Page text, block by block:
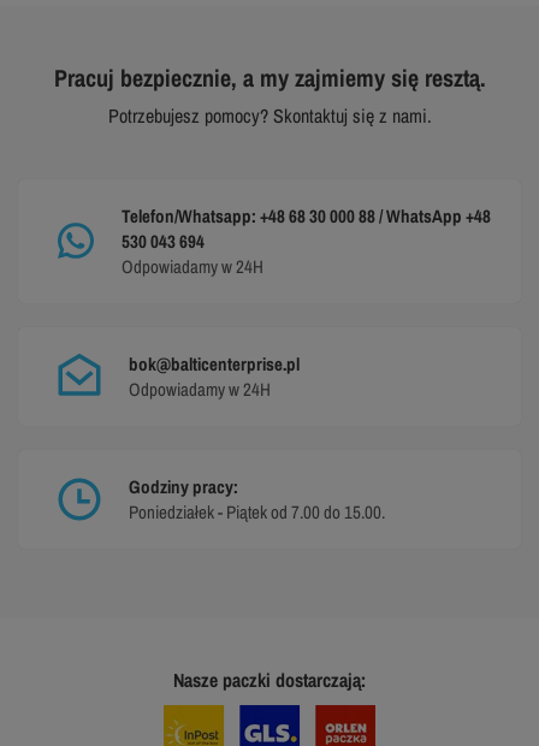
Pracuj bezpiecznie, a my zajmiemy się resztą.
Potrzebujesz pomocy? Skontaktuj się z nami.
Telefon/Whatsapp: +48 68 30 000 88 / WhatsApp +48
530 043 694
Odpowiadamy w 24H
bok@balticenterprise.pl
Odpowiadamy w 24H
Godziny pracy:
Poniedziałek - Piątek od 7.00 do 15.00.
Nasze paczki dostarczają: